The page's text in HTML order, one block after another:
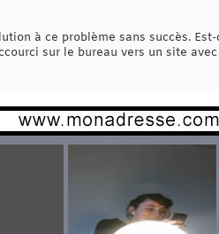
à ce problème sans succès.
sur le bureau vers un site